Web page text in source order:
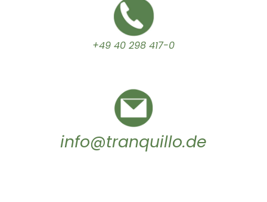
+49 40 298 417-0
info@tranquillo.de